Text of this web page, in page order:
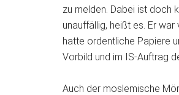
zu melden. Dabei ist doch
unauffällig, heißt es. Er
hatte ordentliche Papiere
Vorbild und im IS-Auftrag
Auch der moslemische